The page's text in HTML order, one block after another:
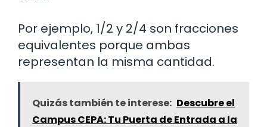
Por ejemplo, 1/2 y 2/4 son fracciones
equivalentes porque ambas
representan la misma cantidad.
Quizás también te interese: Descubre el
Campus CEPA: Tu Puerta de Entrada a la